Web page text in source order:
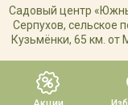
Садовый центр
Серпухов, сельское
Кузьмёнки, 65 км.